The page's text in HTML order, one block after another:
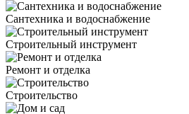
Сантехника и водоснабжение
Строительный инструмент
Ремонт и отделка
Строительство